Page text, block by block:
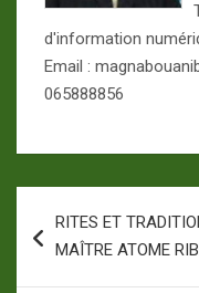
d'information
Email :
065888856
de
RITES ET
MAÎTRE ATOME